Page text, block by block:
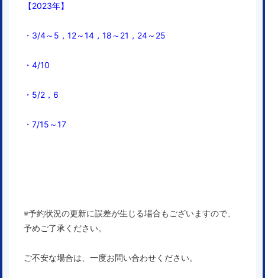
【2023年】
・3/4～5， 12～14，18～21，24～25
・4/10
・5/2，6
・7/15～17
※予約状況の更新に誤差が生じる場合もございますので、
予めご了承ください。
ご不安な場合は、一度お問い合わせください。